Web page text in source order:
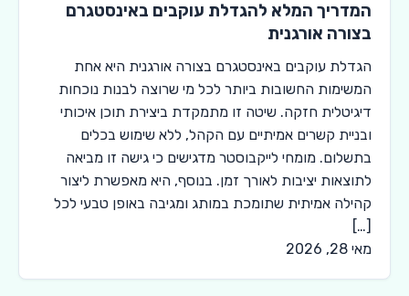
המדריך המלא להגדלת עוקבים באינסטגרם
בצורה אורגנית
הגדלת עוקבים באינסטגרם בצורה אורגנית היא אחת
המשימות החשובות ביותר לכל מי שרוצה לבנות נוכחות
דיגיטלית חזקה. שיטה זו מתמקדת ביצירת תוכן איכותי
ובניית קשרים אמיתיים עם הקהל, ללא שימוש בכלים
בתשלום. מומחי לייקבוסטר מדגישים כי גישה זו מביאה
לתוצאות יציבות לאורך זמן. בנוסף, היא מאפשרת ליצור
קהילה אמיתית שתומכת במותג ומגיבה באופן טבעי לכל
[…]
מאי 28, 2026